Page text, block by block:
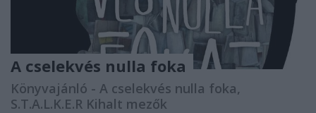
A cselekvés nulla foka
Könyvajánló - A cselekvés nulla foka,
S.T.A.L.K.E.R Kihalt mezők